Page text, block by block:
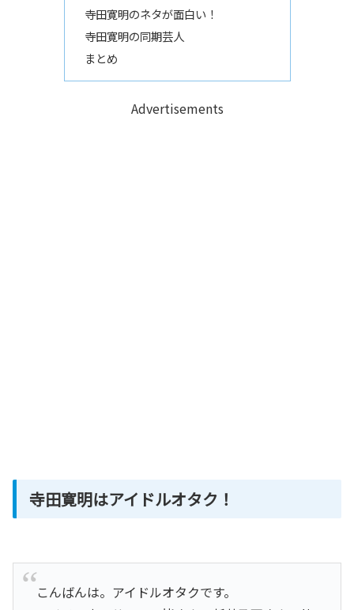
寺田寛明のネタが面白い！
寺田寛明の同期芸人
まとめ
Advertisements
寺田寛明はアイドルオタク！
こんばんは。アイドルオタクです。